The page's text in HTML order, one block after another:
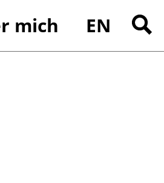
mich EN